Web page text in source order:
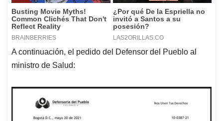
A continuación, el pedido del Defensor del Pueblo al
ministro de Salud: